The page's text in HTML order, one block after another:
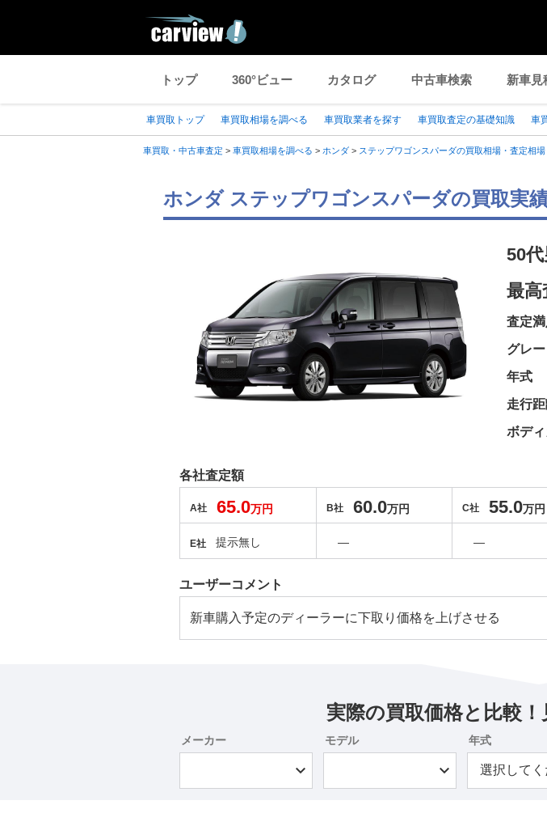
トップ 360°ビュー カタログ 中古車検索 新車見
車買取トップ 車買取相場を調べる 車買取業者を探す 車買取査定の基礎知識 車
車買取・中古車査定 > 車買取相場を調べる > ホンダ > ステップワゴンスパーダの買取相場・査定相場
ホンダ ステップワゴンスパーダの買取実
50代
最高
査定
グレ
年式
走行
ボデ
各社査定額
A社 65.0万円 B社 60.0万円 C社 55.0万円
E社 提示無し ― ―
ユーザーコメント
新車購入予定のディーラーに下取り価格を上げさせる
実際の買取価格と比較
メーカー モデル 年式